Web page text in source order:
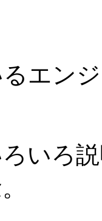
エン
いろ